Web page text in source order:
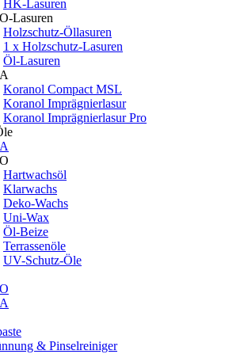
HK-Lasuren
Lasuren
Holzschutz-Öllasuren
1 x Holzschutz-Lasuren
Öl-Lasuren
Koranol Compact MSL
Koranol Imprägnierlasur
Koranol Imprägnierlasur Pro
Hartwachsöl
Klarwachs
Deko-Wachs
Uni-Wax
Öl-Beize
Terrassenöle
UV-Schutz-Öle
& Pinselreiniger